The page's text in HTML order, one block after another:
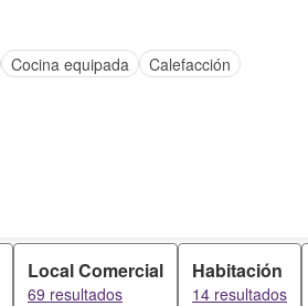
Cocina equipada Calefacción
Local Comercial
69 resultados
Habitación
14 resultados